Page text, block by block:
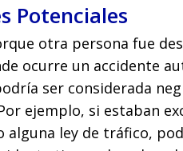
Potenciales
otra persona fue
ocurre un accidente
ser considerada
ejemplo, si estaban
ley de tráfico,